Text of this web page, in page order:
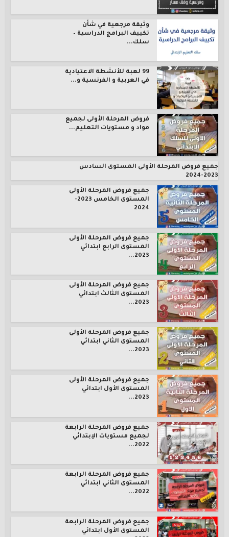
وثيقة مرجعية في شأن
تكييف البرامج الدراسية –
سلك...
99 لعبة للأنشطة الاعتيادية
في العربية و الفرنسية و...
فروض المرحلة الأولى لجميع
مواد و مستويات التعليم...
جميع فروض المرحلة الأولى المستوى السادس
2023-2024
جميع فروض المرحلة الأولى
المستوى الخامس 2023-
2024
جميع فروض المرحلة الأولى
المستوى الرابع ابتدائي
2023...
جميع فروض المرحلة الأولى
المستوى الثالث ابتدائي
2023...
جميع فروض المرحلة الأولى
المستوى الثاني ابتدائي
2023...
جميع فروض المرحلة الأولى
المستوى الأول ابتدائي
2023...
جميع فروض المرحلة الرابعة
لجميع مستويات الإبتدائي
2022...
جميع فروض المرحلة الرابعة
المستوى الثاني ابتدائي
2022...
جميع فروض المرحلة الرابعة
المستوى الأول ابتدائي